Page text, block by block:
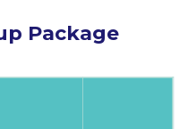
Package